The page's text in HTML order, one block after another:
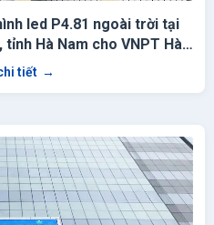
led P4.81 ngoài trời tại
tỉnh Hà Nam cho VNPT Hà
Namtiết →